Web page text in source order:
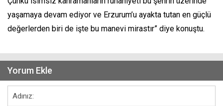
yaşamaya devam ediyor ve Erzurum’u ayakta tutan en güçlü
değerlerden biri de işte bu manevi mirastır” diye konuştu.
Yorum Ekle